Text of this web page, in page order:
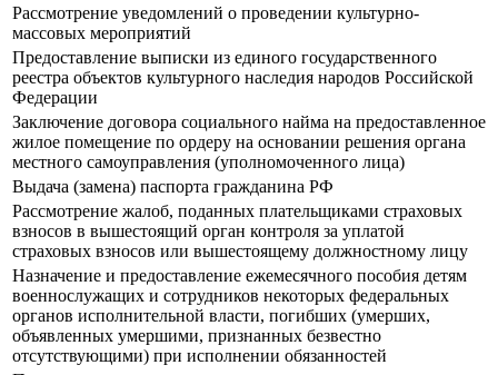
Рассмотрение уведомлений о проведении культурно-
массовых мероприятий
Предоставление выписки из единого государственного
реестра объектов культурного наследия народов Российской
Федерации
Заключение договора социального найма на предоставленное
жилое помещение по ордеру на основании решения органа
местного самоуправления (уполномоченного лица)
Выдача (замена) паспорта гражданина РФ
Рассмотрение жалоб, поданных плательщиками страховых
взносов в вышестоящий орган контроля за уплатой
страховых взносов или вышестоящему должностному лицу
Назначение и предоставление ежемесячного пособия детям
военнослужащих и сотрудников некоторых федеральных
органов исполнительной власти, погибших (умерших,
объявленных умершими, признанных безвестно
отсутствующими) при исполнении обязанностей